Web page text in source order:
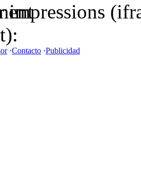
impressions
·Contacto ·Publicidad